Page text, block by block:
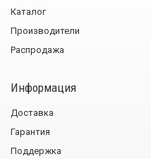
Каталог
Производители
Распродажа
Информация
Доставка
Гарантия
Поддержка